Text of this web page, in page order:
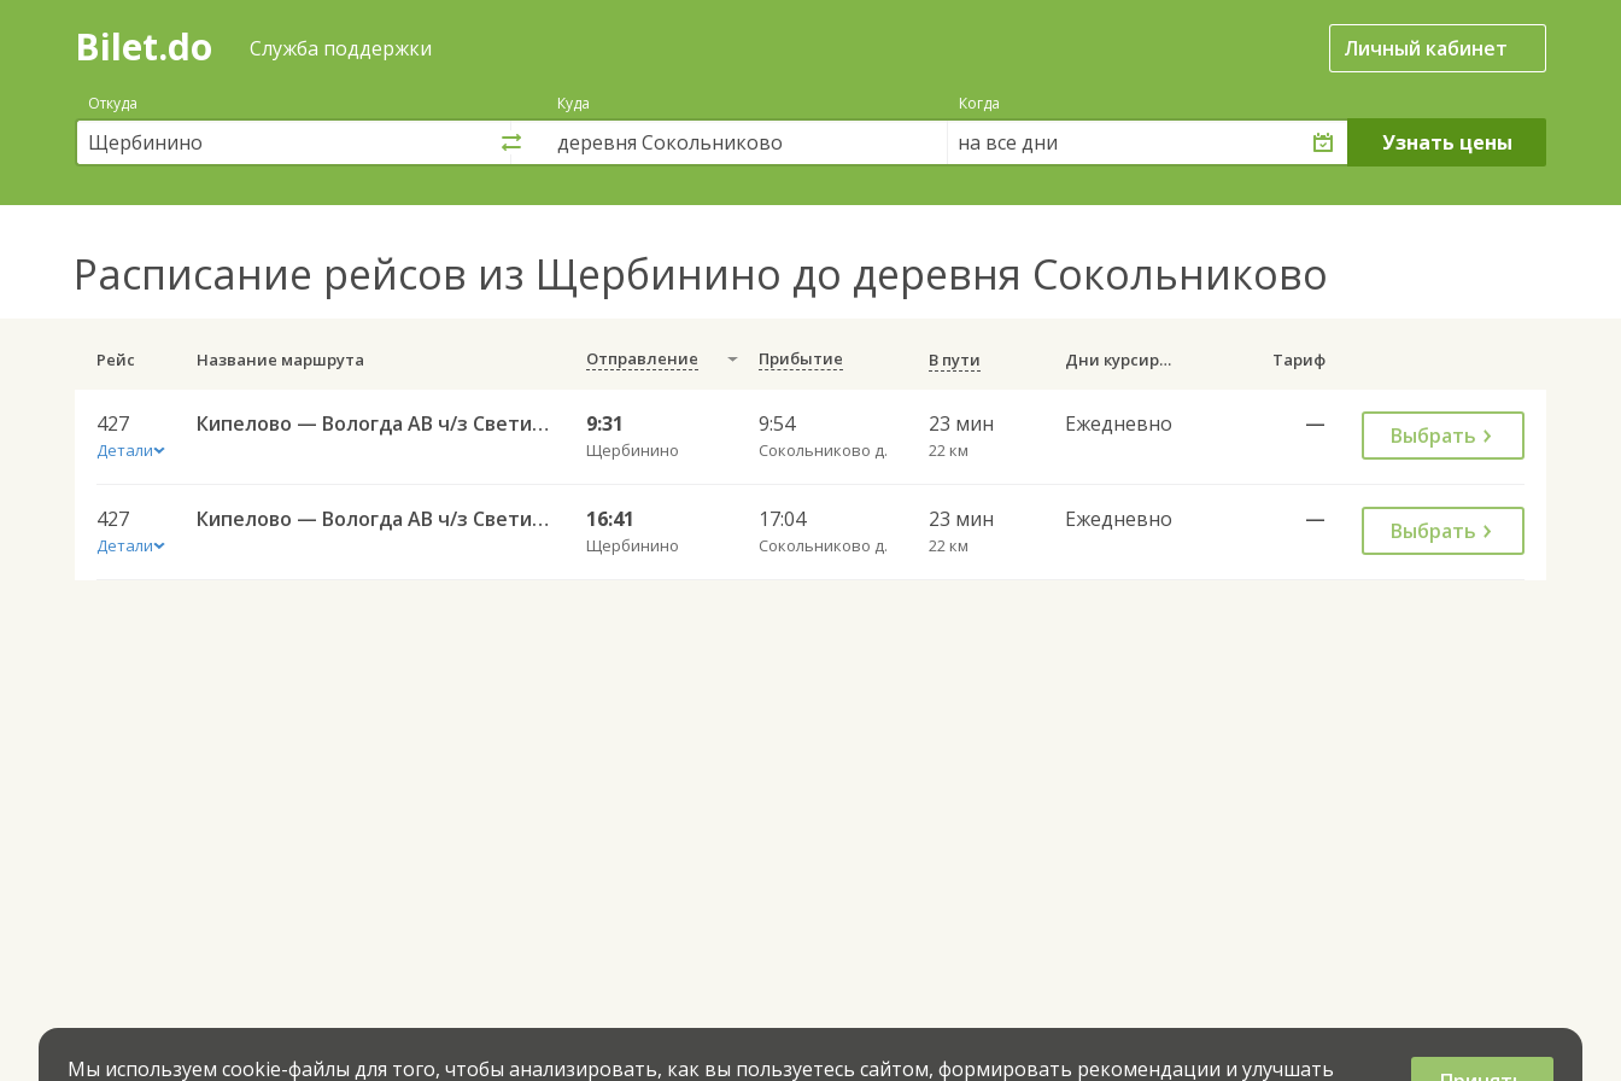
Поиск
покупка
билетов
автобус
онлайн
Bilet.do Служба поддержки Личный кабинет
Откуда Куда Когда
на все дни
Расписание рейсов из Щербинино до деревня Сокольниково
Рейс Название маршрута Отправление Прибытие В пути Дни курсирования Тариф
427
Детали
Кипелово — Вологда АВ ч/з Светилки 427 9:31
Щербинино
9:54
Сокольниково д.
23 мин
22 км
Ежедневно — Выбрать
427
Детали
Кипелово — Вологда АВ ч/з Светилки 427 16:41
Щербинино
17:04
Сокольниково д.
23 мин
22 км
Ежедневно — Выбрать
Мы используем cookie-файлы для того, чтобы анализировать, как вы пользуетесь сайтом, формировать рекомендации и улучшать